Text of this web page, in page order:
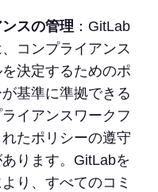
スの管理 ：GitLab
コンプライアンス
決定するためのポ
基準に準拠できる
イアンスワークフ
たポリシーの遵守
ります。GitLabを
り、すべてのコミ